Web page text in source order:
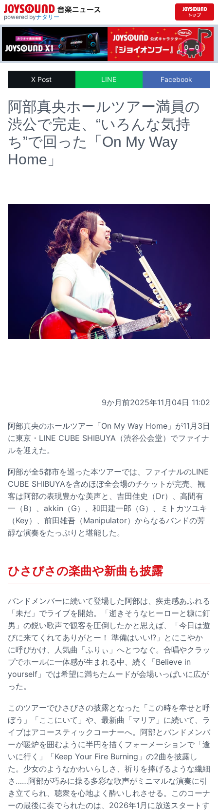
powered byナタリー
X Post LINE Facebook
阿部真央ホールツアー満員の
渋公で完走、“いろんな気持
ち”で回った「On My Way
Home」
9か月前2025年11月04日 11:02
阿部真央のホールツアー「On My Way Home」が11月3日
に東京・LINE CUBE SHIBUYA（渋谷公会堂）でファイナ
ルを迎えた。
阿部が全5都市を巡った本ツアーでは、ファイナルのLINE
CUBE SHIBUYAを含めほぼ全会場のチケットが完売。観
客は阿部の表現豊かな美声と、吉田佳史（Dr）、高間有
一（B）、akkin（G）、和田建一郎（G）、ミトカツユキ
（Key）、前田雄吾（Manipulator）からなるバンドの芳
醇な演奏をたっぷりと堪能した。
ひさびさの楽曲や新曲も披露
バンドメンバーに続いて登場した阿部は、疾走感あふれる
「未だ」でライブを開始。「逝きそうなヒーローと糠に釘
男」の鋭い歌声で観客を圧倒したかと思えば、「今日は遊
びに来てくれてありがとー！ 準備はいい!?」とにこやか
に呼びかけ、人気曲「ふりぃ」へとつなぐ。合唱やクラッ
プでホールに一体感が生まれる中、続く「Believe in
yourself」では希望に満ちたムードが会場いっぱいに広が
った。
このツアーでひさびさの披露となった「この時を幸せと呼
ぼう」「ここにいて」や、最新曲「マリア」に続いて、ラ
イブはアコースティックコーナーへ。阿部とバンドメンバ
ーが暖炉を囲むように半円を描くフォーメーションで「逢
いに行く」「Keep Your Fire Burning」の2曲を披露し
た。少女のようなかわいらしさ、祈りを捧げるような繊細
さ……阿部が巧みに操る多彩な歌声がミニマルな演奏に引
き立てられ、聴衆を心地よく酔いしれさせる。このコーナ
ーの最後に奏でられたのは、2026年1月に放送スタートす